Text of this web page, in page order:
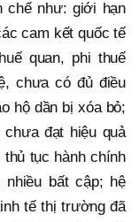
chế như: giới hạn
cam kết quốc tế
quan, phi thuế
chưa có đủ điều
hộ dần bị xóa bỏ;
đạt hiệu quả
tục hành chính
bất cập; hệ
tế thị trường đã